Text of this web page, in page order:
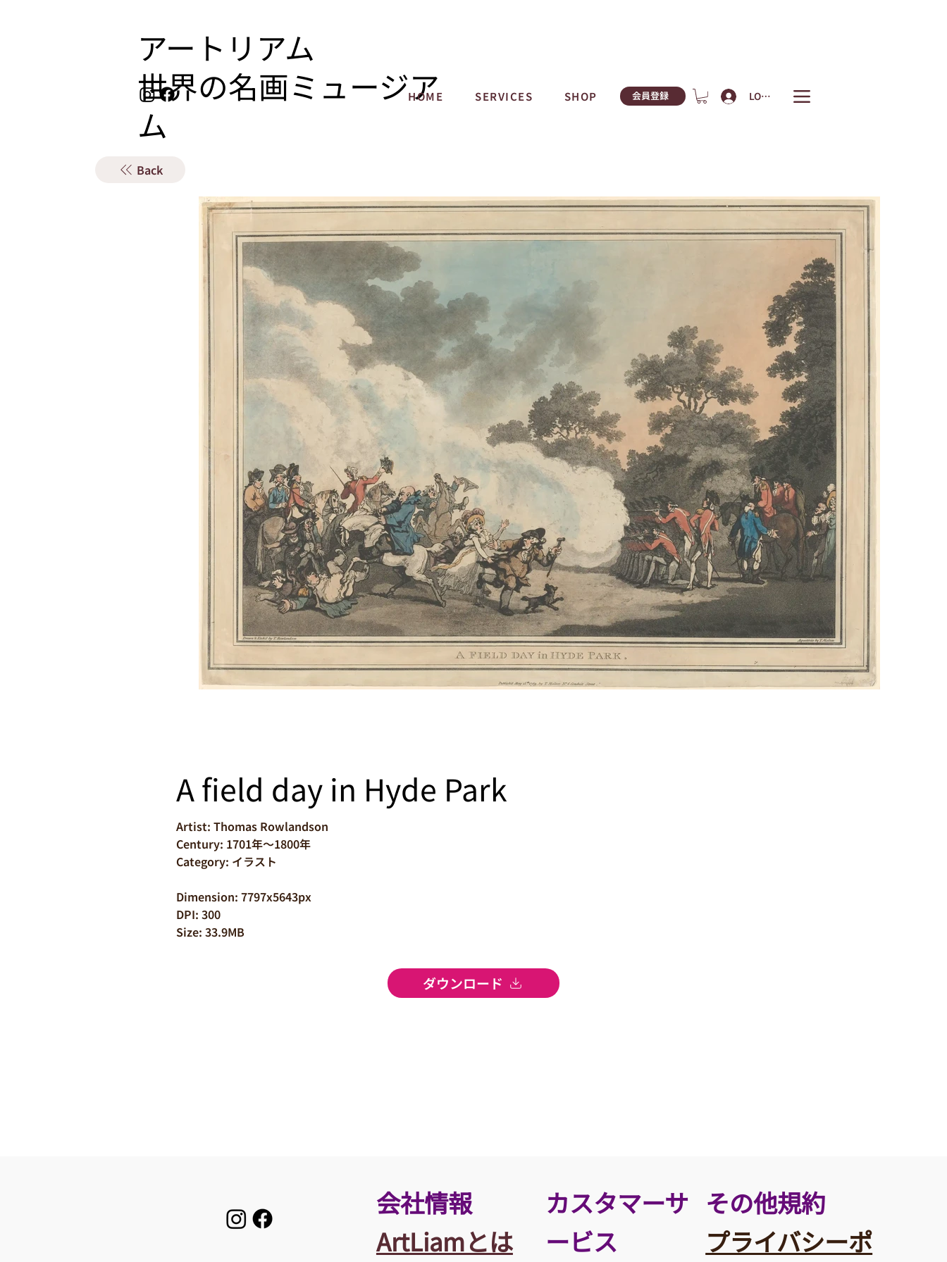
アートリアム
​世界の名画ミュージア
ム
HOME SERVICES SHOP 会員登録 LOGIN
Back
A field day in Hyde Park
Artist: Thomas Rowlandson
Century: 1701年～1800年
Category: イラスト
Dimension: 7797x5643px
DPI: 300
Size: 33.9MB
ダウンロード
​会社情報
ArtLiamとは
カスタマーサ
ービス
その他規約
プライバシーポ